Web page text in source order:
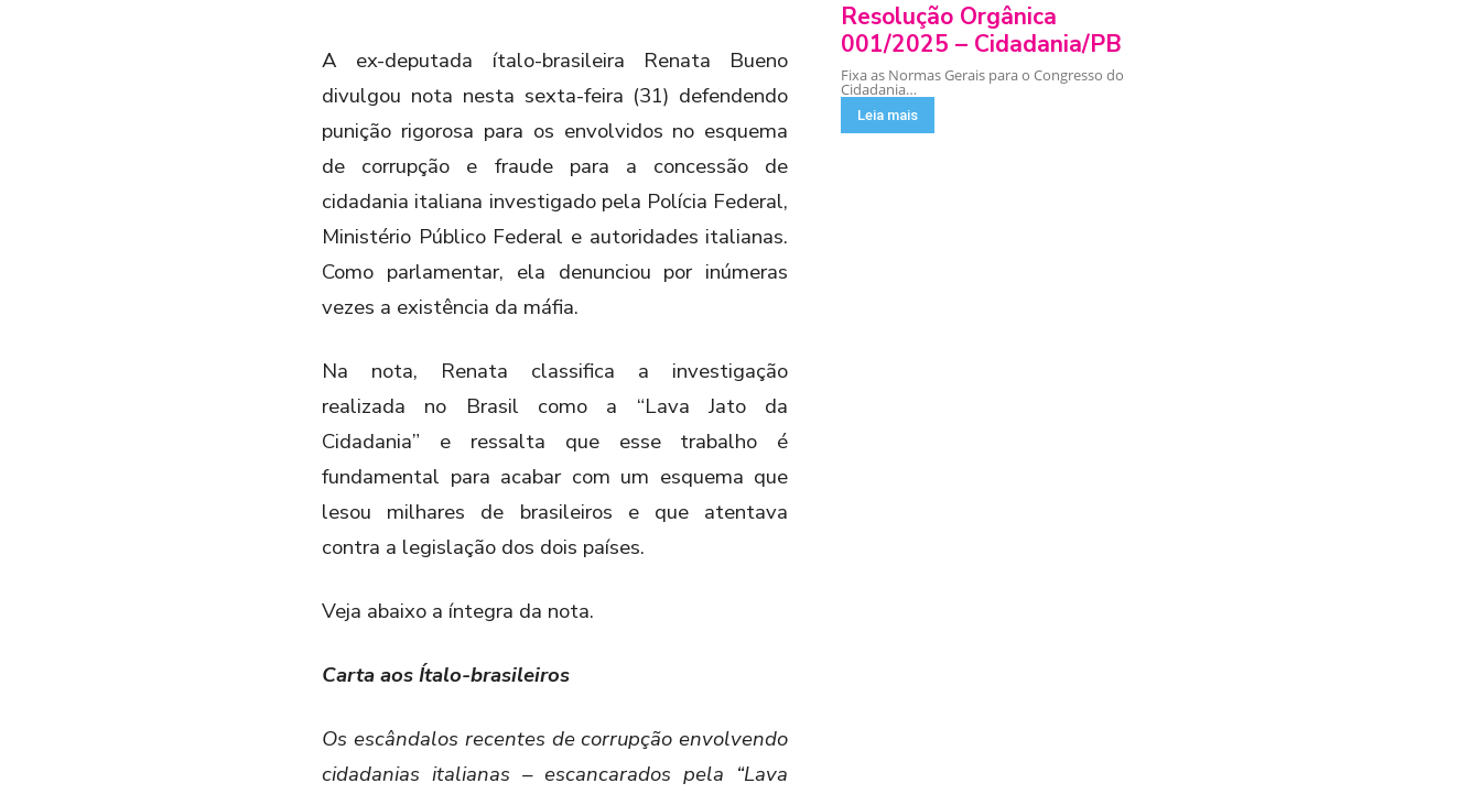
A ex-deputada ítalo-brasileira Renata Bueno
divulgou nota nesta sexta-feira (31) defendendo
punição rigorosa para os envolvidos no esquema
de corrupção e fraude para a concessão de
cidadania italiana investigado pela Polícia Federal,
Ministério Público Federal e autoridades italianas.
Como parlamentar, ela denunciou por inúmeras
vezes a existência da máfia.
Na nota, Renata classifica a investigação
realizada no Brasil como a “Lava Jato da
Cidadania” e ressalta que esse trabalho é
fundamental para acabar com um esquema que
lesou milhares de brasileiros e que atentava
contra a legislação dos dois países.
Veja abaixo a íntegra da nota.
Carta aos Ítalo-brasileiros
Os escândalos recentes de corrupção envolvendo
cidadanias italianas – escancarados pela “Lava
Resolução Orgânica
001/2025 – Cidadania/PB
Fixa as Normas Gerais para o Congresso do
Cidadania…
Leia mais